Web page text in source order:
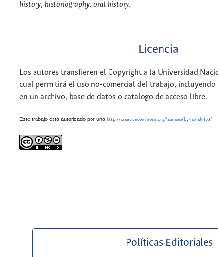
history, historiography. oral history.
Licencia
Los autores transfieren el Copyright a la Universidad
cual permitirá el uso no-comercial del trabajo, incluyendo
en un archivo, base de datos o catalogo de acceso libre.
Este trabajo está autorizado por una http://creativecommons.org/licenses/by-nc-nd/4.0/
Políticas Editoriales